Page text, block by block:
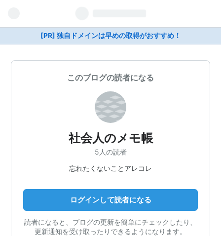
[PR] 独自ドメインは早めの取得がおすすめ！
このブログの読者になる
社会人のメモ帳
5人の読者
忘れたくないことアレコレ
ログインして読者になる
読者になると、ブログの更新を簡単にチェックしたり、
更新通知を受け取ったりできるようになります。